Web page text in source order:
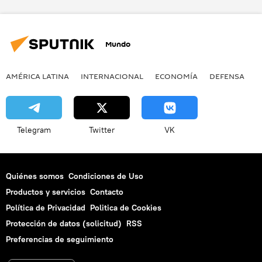
Mundo
AMÉRICA LATINA INTERNACIONAL ECONOMÍA DEFENSA
Telegram Twitter VK
Quiénes somos Condiciones de Uso
Productos y servicios Contacto
Política de Privacidad Politica de Cookies
Protección de datos (solicitud) RSS
Preferencias de seguimiento